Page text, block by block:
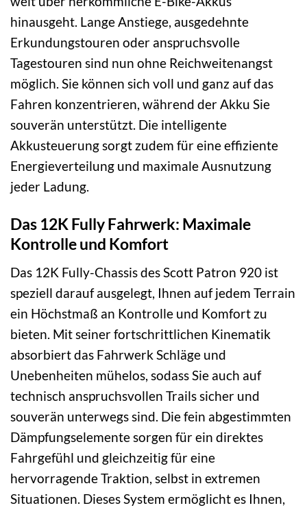
hinausgeht. Lange Anstiege, ausgedehnte
Erkundungstouren oder anspruchsvolle
Tagestouren sind nun ohne Reichweitenangst
möglich. Sie können sich voll und ganz auf das
Fahren konzentrieren, während der Akku Sie
souverän unterstützt. Die intelligente
Akkusteuerung sorgt zudem für eine effiziente
Energieverteilung und maximale Ausnutzung
jeder Ladung.
Das 12K Fully Fahrwerk: Maximale
Kontrolle und Komfort
Das 12K Fully-Chassis des Scott Patron 920 ist
speziell darauf ausgelegt, Ihnen auf jedem Terrain
ein Höchstmaß an Kontrolle und Komfort zu
bieten. Mit seiner fortschrittlichen Kinematik
absorbiert das Fahrwerk Schläge und
Unebenheiten mühelos, sodass Sie auch auf
technisch anspruchsvollen Trails sicher und
souverän unterwegs sind. Die fein abgestimmten
Dämpfungselemente sorgen für ein direktes
Fahrgefühl und gleichzeitig für eine
hervorragende Traktion, selbst in extremen
Situationen. Dieses System ermöglicht es Ihnen,